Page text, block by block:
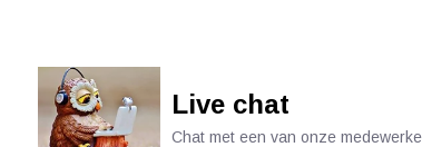
Live chat
Chat met een van onze